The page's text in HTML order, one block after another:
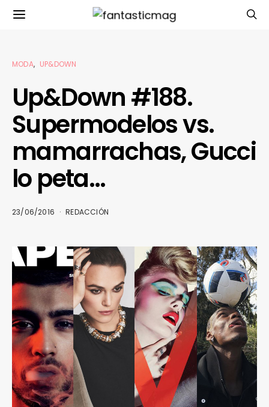
MODA UP&DOWN
Up&Down #188.
Supermodelos vs.
mamarrachas, Gucci
lo peta…
23/06/2016 REDACCIÓN